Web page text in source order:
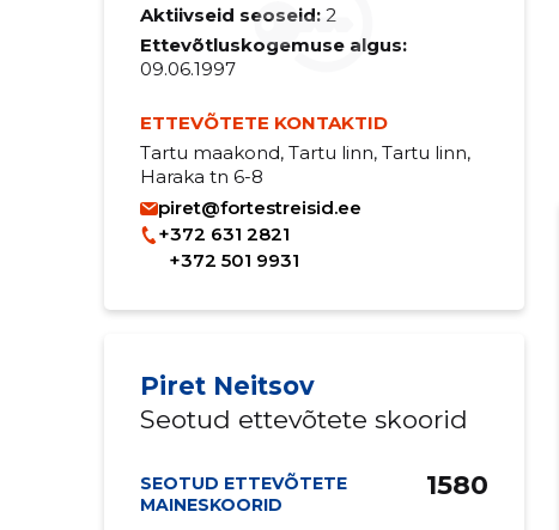
Aktiivseid seoseid: 2
Ettevõtluskogemuse algus:
09.06.1997
ETTEVÕTETE KONTAKTID
Tartu maakond, Tartu linn, Tartu linn,
Haraka tn 6-8
piret@fortestreisid.ee
+372 631 2821
+372 501 9931
Piret Neitsov
Seotud ettevõtete skoorid
SEOTUD ETTEVÕTETE
MAINESKOORID
1580